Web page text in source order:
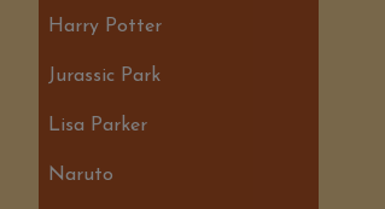
Harry Potter
Jurassic Park
Lisa Parker
Naruto